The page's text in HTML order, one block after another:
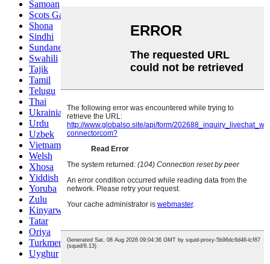
Samoan
Scots Gaelic
Shona
Sindhi
Sundanese
Swahili
Tajik
Tamil
Telugu
Thai
Ukrainian
Urdu
Uzbek
Vietnamese
Welsh
Xhosa
Yiddish
Yoruba
Zulu
Kinyarwanda
Tatar
Oriya
Turkmen
Uyghur